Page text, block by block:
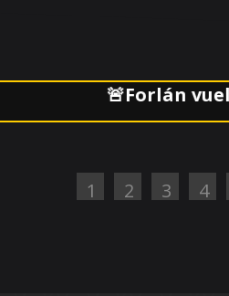
🚨Forlán vuelve
1 2 3 4